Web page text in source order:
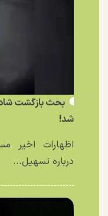
بحث بازگشت
شد!
اظهارات اخیر
درباره تسهیل...